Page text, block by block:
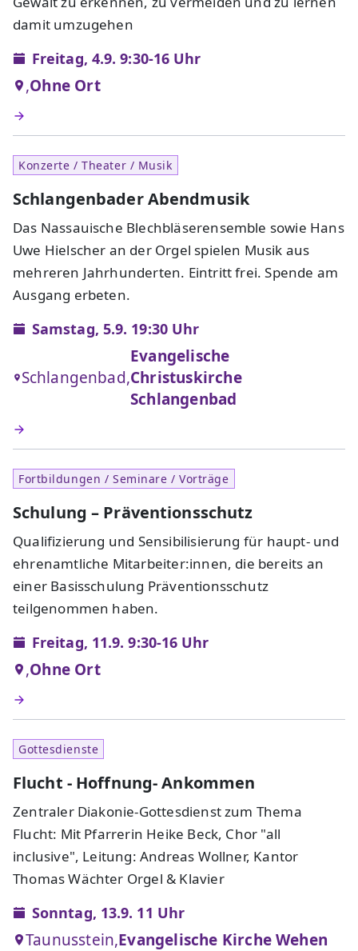
damit umzugehen
Freitag, 4.9. 9:30-16 Uhr
,Ohne Ort
Konzerte / Theater / Musik
Schlangenbader Abendmusik
Das Nassauische Blechbläserensemble sowie Hans
Uwe Hielscher an der Orgel spielen Musik aus
mehreren Jahrhunderten. Eintritt frei. Spende am
Ausgang erbeten.
Samstag, 5.9. 19:30 Uhr
Schlangenbad,
Evangelische
Christuskirche
Schlangenbad
Fortbildungen / Seminare / Vorträge
Schulung – Präventionsschutz
Qualifizierung und Sensibilisierung für haupt- und
ehrenamtliche Mitarbeiter:innen, die bereits an
einer Basisschulung Präventionsschutz
teilgenommen haben.
Freitag, 11.9. 9:30-16 Uhr
,Ohne Ort
Gottesdienste
Flucht - Hoffnung- Ankommen
Zentraler Diakonie-Gottesdienst zum Thema
Flucht: Mit Pfarrerin Heike Beck, Chor "all
inclusive", Leitung: Andreas Wollner, Kantor
Thomas Wächter Orgel & Klavier
Sonntag, 13.9. 11 Uhr
Taunusstein,Evangelische Kirche Wehen